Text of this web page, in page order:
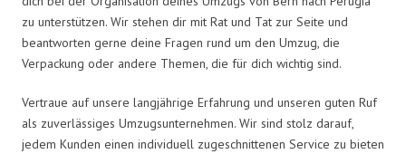
zu unterstützen. Wir stehen dir mit Rat und Tat zur Seite und
beantworten gerne deine Fragen rund um den Umzug, die
Verpackung oder andere Themen, die für dich wichtig sind.
Vertraue auf unsere langjährige Erfahrung und unseren guten Ruf
als zuverlässiges Umzugsunternehmen. Wir sind stolz darauf,
jedem Kunden einen individuell zugeschnittenen Service zu bieten